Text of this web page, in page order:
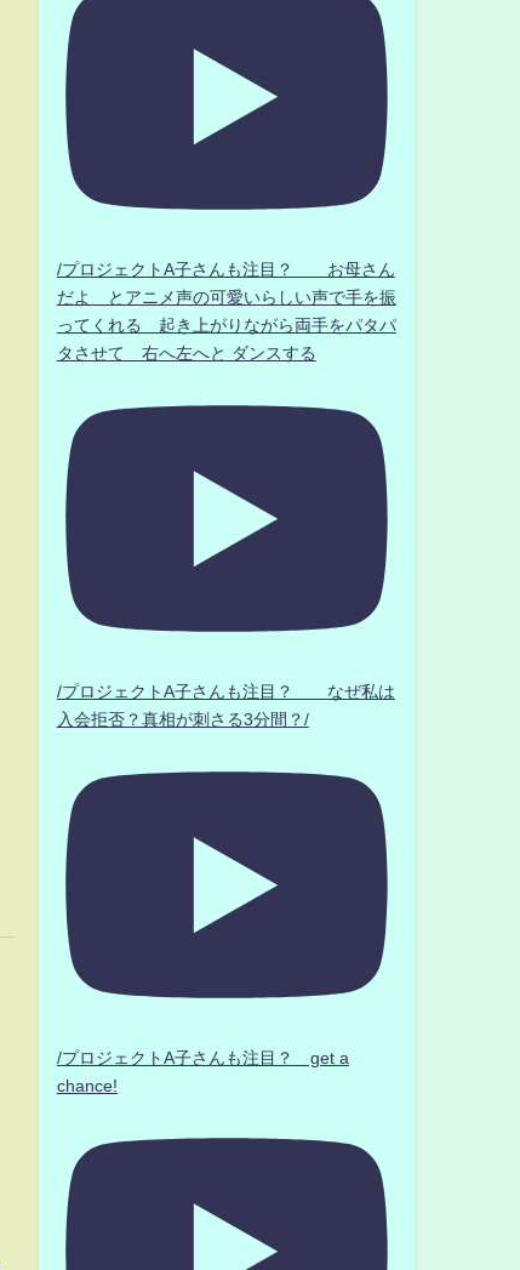
/プロジェクトA子さんも注目？ お母さん
だよ とアニメ声の可愛いらしい声で手を振
ってくれる 起き上がりながら両手をパタパ
タさせて 右へ左へと ダンスする
/プロジェクトA子さんも注目？ なぜ私は
入会拒否？真相が刺さる3分間？/
/プロジェクトA子さんも注目？ get a
chance!